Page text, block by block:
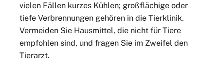
vielen Fällen kurzes Kühlen; großflächige oder
tiefe Verbrennungen gehören in die Tierklinik.
Vermeiden Sie Hausmittel, die nicht für Tiere
empfohlen sind, und fragen Sie im Zweifel den
Tierarzt.